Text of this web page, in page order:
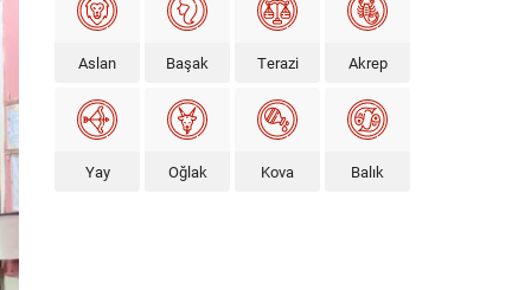
Aslan Başak Terazi Akrep
Yay Oğlak Kova Balık